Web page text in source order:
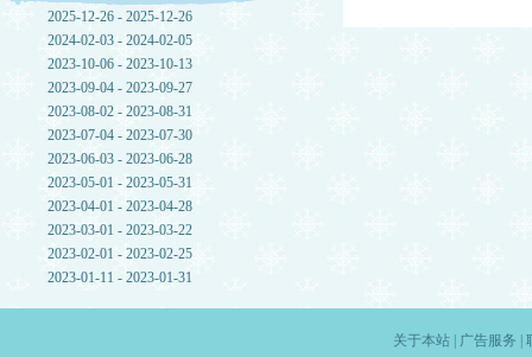
2025-12-26 - 2025-12-26
2024-02-03 - 2024-02-05
2023-10-06 - 2023-10-13
2023-09-04 - 2023-09-27
2023-08-02 - 2023-08-31
2023-07-04 - 2023-07-30
2023-06-03 - 2023-06-28
2023-05-01 - 2023-05-31
2023-04-01 - 2023-04-28
2023-03-01 - 2023-03-22
2023-02-01 - 2023-02-25
2023-01-11 - 2023-01-31
关于本站| 广告服务